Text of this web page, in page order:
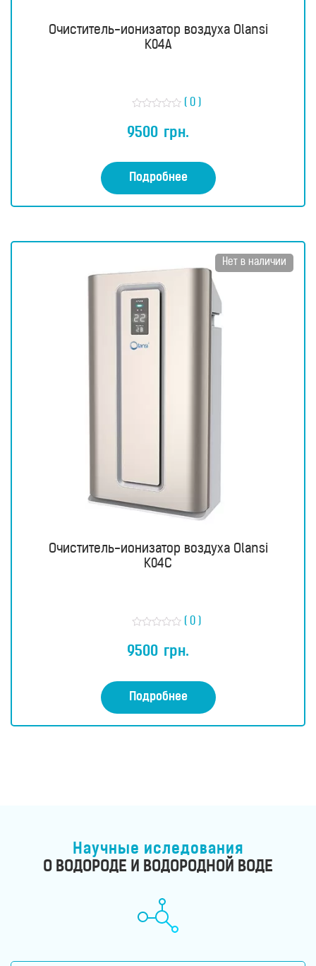
Очиститель-ионизатор воздуха Olansi
K04A
ц
е
а
0
и
( 0 )
9500 грн.
Подробнее
Нет в наличии
Очиститель-ионизатор воздуха Olansi
K04C
ц
е
а
0
и
( 0 )
9500 грн.
Подробнее
Научные иследования
О ВОДОРОДЕ И ВОДОРОДНОЙ ВОДЕ